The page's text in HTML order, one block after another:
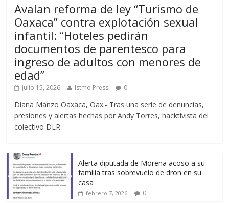
Avalan reforma de ley “Turismo de
Oaxaca” contra explotación sexual
infantil: “Hoteles pedirán
documentos de parentesco para
ingreso de adultos con menores de
edad”
julio 15, 2026 Istmo Press 0
Diana Manzo Oaxaca, Oax.- Tras una serie de denuncias,
presiones y alertas hechas por Andy Torres, hacktivista del
colectivo DLR
Alerta diputada de Morena acoso a su
familia tras sobrevuelo de dron en su
casa
febrero 7, 2026 0